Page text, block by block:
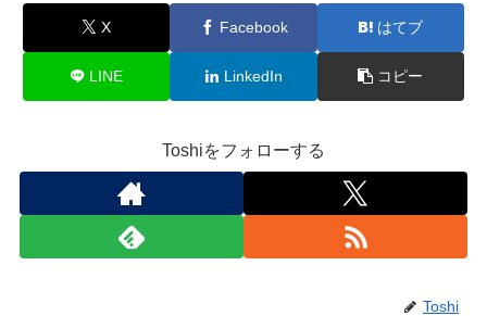
X Facebook はてブ
LINE LinkedIn コピー
Toshiをフォローする
Toshi